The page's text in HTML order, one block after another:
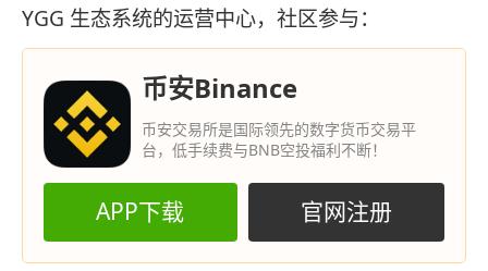
YGG 生态系统的运营中心，社区参与：
币安Binance
币安交易所是国际领先的数字货币交易平
台，低手续费与BNB空投福利不断！
APP下载 官网注册